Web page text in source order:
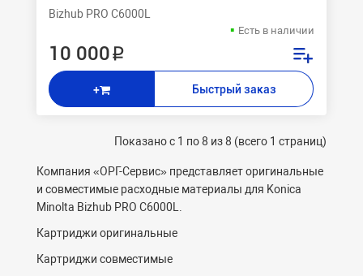
Bizhub PRO C6000L
Есть в наличии
10 000 ₽
+ Быстрый заказ
Показано с 1 по 8 из 8 (всего 1 страниц)
Компания «ОРГ-Cервис» представляет оригинальные
и совместимые расходные материалы для Konica
Minolta Bizhub PRO C6000L.
Картриджи оригинальные
Картриджи совместимые